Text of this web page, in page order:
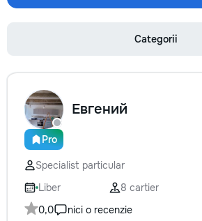
Categorii
Pro
Евгений
Specialist particular
Liber
8 cartier
0,0
nici o recenzie